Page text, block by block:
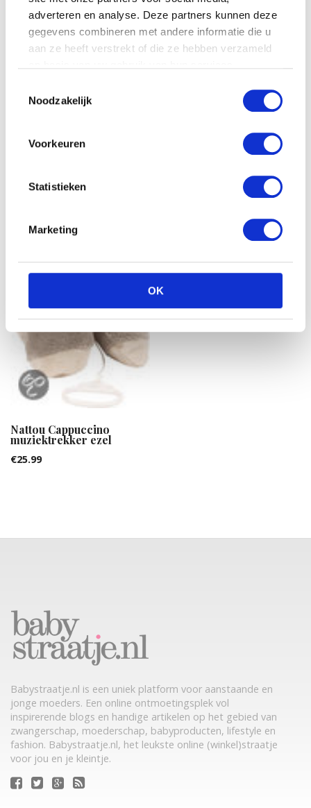
adverteren en analyse. Deze partners kunnen deze
gegevens combineren met andere informatie die u
aan ze heeft verstrekt of die ze hebben verzameld
Noodzakelijk
Voorkeuren
Statistieken
Marketing
OK
Magickoopa 19cm
29.99
Nattou Cappuccino
muziektrekker ezel
€25.99
€17.99
Babystraatje.nl is een uniek platform voor aanstaande en
jonge moeders. Een online ontmoetingsplek vol
inspirerende blogs en handige artikelen op het gebied van
zwangerschap, moederschap, babyproducten, lifestyle en
fashion. Babystraatje.nl, het leukste online (winkel)straatje
voor jou en je kleintje.